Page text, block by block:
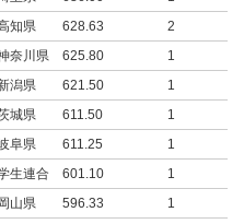
知県 628.63
2
奈川県 625.80
1
潟県 621.50
1
城県 611.50
1
阜県 611.25
1
生連合 601.10
1
岡山県 596.33
1